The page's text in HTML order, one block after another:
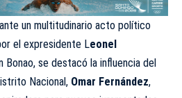
un multitudinario acto político
el expresidente Leonel
Bonao, se destacó la influencia del
Nacional, Omar Fernández,